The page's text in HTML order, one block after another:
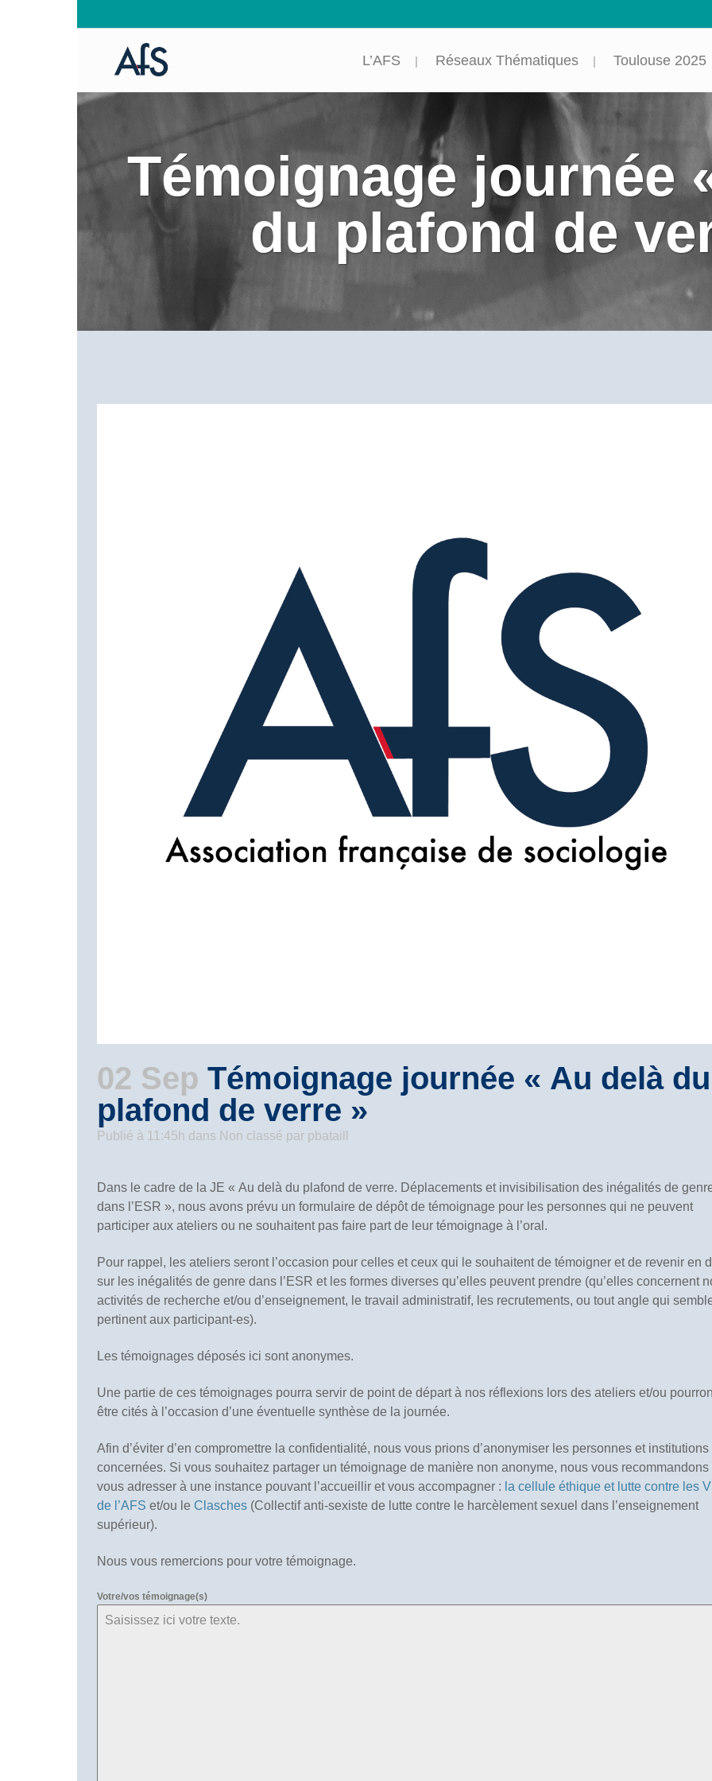
L’AFS Réseaux Thématiques Toulouse 2025
Témoignage journée
du plafond de
02 Sep Témoignage journée « Au delà du
plafond de verre »
Publié à 11:45h dans Non classé par pbataill
Dans le cadre de la JE « Au delà du plafond de verre. Déplacements et invisibilisation des inégalités de
dans l’ESR », nous avons prévu un formulaire de dépôt de témoignage pour les personnes qui ne peuvent
participer aux ateliers ou ne souhaitent pas faire part de leur témoignage à l’oral.
Pour rappel, les ateliers seront l’occasion pour celles et ceux qui le souhaitent de témoigner et de revenir en
sur les inégalités de genre dans l’ESR et les formes diverses qu’elles peuvent prendre (qu’elles concernent
activités de recherche et/ou d’enseignement, le travail administratif, les recrutements, ou tout angle qui
pertinent aux participant-es).
Les témoignages déposés ici sont anonymes.
Une partie de ces témoignages pourra servir de point de départ à nos réflexions lors des ateliers et/ou
être cités à l’occasion d’une éventuelle synthèse de la journée.
Afin d’éviter d’en compromettre la confidentialité, nous vous prions d’anonymiser les personnes et institutions
concernées. Si vous souhaitez partager un témoignage de manière non anonyme, nous vous recommandons
vous adresser à une instance pouvant l’accueillir et vous accompagner : la cellule éthique et lutte contre les
de l’AFS et/ou le Clasches (Collectif anti-sexiste de lutte contre le harcèlement sexuel dans l’enseignement
supérieur).
Nous vous remercions pour votre témoignage.
Votre/vos témoignage(s)